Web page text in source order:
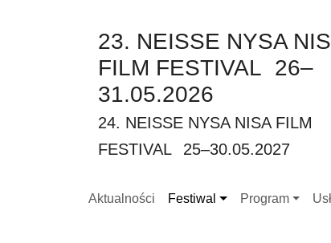
23. NEISSE NYSA
FILM FESTIVAL 26–
31.05.2026
24. NEISSE NYSA NISA FILM
FESTIVAL
25–30.05.2027
Aktualności Festiwal
Submenu for "Festiwal"
Program
Submenu for